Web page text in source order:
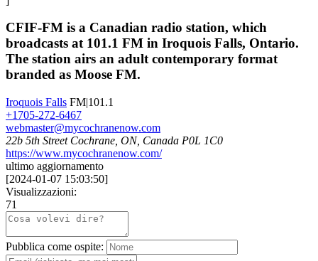
CFIF-FM is a Canadian radio station, which
broadcasts at 101.1 FM in Iroquois Falls, Ontario.
The station airs an adult contemporary format
branded as Moose FM.
Iroquois Falls FM|101.1
+1705-272-6467
webmaster@mycochranenow.com
22b 5th Street Cochrane, ON, Canada P0L 1C0
https://www.mycochranenow.com/
ultimo aggiornamento
[2024-01-07 15:03:50]
Visualizzazioni:
71
Pubblica come ospite: